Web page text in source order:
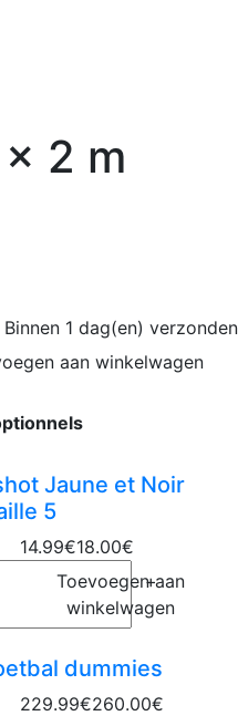
2 m
Binnen 1 dag(en) verzonden
aan winkelwagen
Jaune et Noir
5
14.99€18.00€
+
Toevoegen aan
winkelwagen
dummies
229.99€260.00€